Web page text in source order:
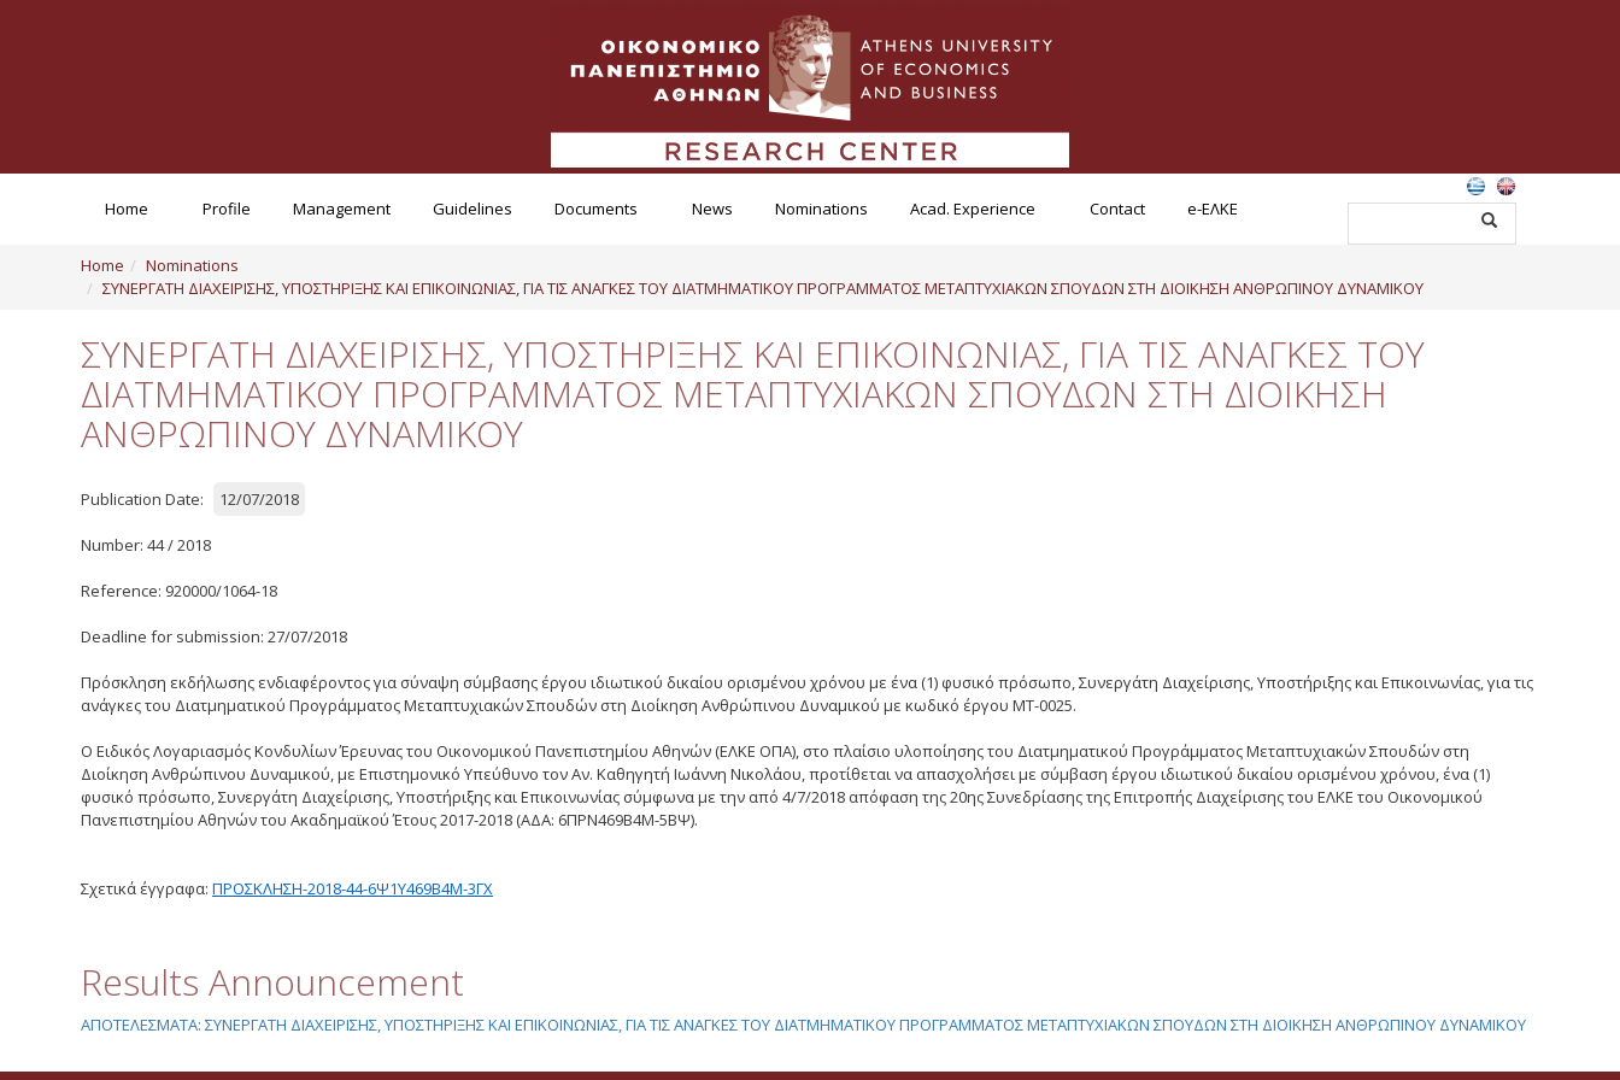
Home Profile Management Guidelines Documents News Nominations Acad. Experience Contact e-ΕΛΚΕ
Home
Nominations
ΣΥΝΕΡΓΑΤΗ ΔΙΑΧΕΙΡΙΣΗΣ, ΥΠΟΣΤΗΡΙΞΗΣ ΚΑΙ ΕΠΙΚΟΙΝΩΝΙΑΣ, ΓΙΑ ΤΙΣ ΑΝΑΓΚΕΣ ΤΟΥ ΔΙΑΤΜΗΜΑΤΙΚΟΥ ΠΡΟΓΡΑΜΜΑΤΟΣ ΜΕΤΑΠΤΥΧΙΑΚΩΝ ΣΠΟΥΔΩΝ ΣΤΗ ΔΙΟΙΚΗΣΗ ΑΝΘΡΩΠΙΝΟΥ ΔΥΝΑΜΙΚΟΥ
ΣΥΝΕΡΓΑΤΗ ΔΙΑΧΕΙΡΙΣΗΣ, ΥΠΟΣΤΗΡΙΞΗΣ ΚΑΙ ΕΠΙΚΟΙΝΩΝΙΑΣ, ΓΙΑ ΤΙΣ ΑΝΑΓΚΕΣ ΤΟΥ
ΔΙΑΤΜΗΜΑΤΙΚΟΥ ΠΡΟΓΡΑΜΜΑΤΟΣ ΜΕΤΑΠΤΥΧΙΑΚΩΝ ΣΠΟΥΔΩΝ ΣΤΗ ΔΙΟΙΚΗΣΗ
ΑΝΘΡΩΠΙΝΟΥ ΔΥΝΑΜΙΚΟΥ
Publication Date: 12/07/2018
Number: 44 / 2018
Reference: 920000/1064-18
Deadline for submission: 27/07/2018
Πρόσκληση εκδήλωσης ενδιαφέροντος για σύναψη σύμβασης έργου ιδιωτικού δικαίου ορισμένου χρόνου με ένα (1) φυσικό πρόσωπο, Συνεργάτη Διαχείρισης, Υποστήριξης και Επικοινωνίας, για τις
ανάγκες του Διατμηματικού Προγράμματος Μεταπτυχιακών Σπουδών στη Διοίκηση Ανθρώπινου Δυναμικού με κωδικό έργου ΜΤ-0025.
Ο Ειδικός Λογαριασμός Κονδυλίων Έρευνας του Οικονομικού Πανεπιστημίου Αθηνών (ΕΛΚΕ ΟΠΑ), στο πλαίσιο υλοποίησης του Διατμηματικού Προγράμματος Μεταπτυχιακών Σπουδών στη
Διοίκηση Ανθρώπινου Δυναμικού, με Επιστημονικό Υπεύθυνο τον Αν. Καθηγητή Ιωάννη Νικολάου, προτίθεται να απασχολήσει με σύμβαση έργου ιδιωτικού δικαίου ορισμένου χρόνου, ένα (1)
φυσικό πρόσωπο, Συνεργάτη Διαχείρισης, Υποστήριξης και Επικοινωνίας σύμφωνα με την από 4/7/2018 απόφαση της 20ης Συνεδρίασης της Επιτροπής Διαχείρισης του ΕΛΚΕ του Οικονομικού
Πανεπιστημίου Αθηνών του Ακαδημαϊκού Έτους 2017-2018 (ΑΔΑ: 6ΠΡΝ469Β4Μ-5ΒΨ).
Σχετικά έγγραφα: ΠΡΟΣΚΛΗΣΗ-2018-44-6Ψ1Υ469Β4Μ-3ΓΧ
Results Announcement
ΑΠΟΤΕΛΕΣΜΑΤΑ: ΣΥΝΕΡΓΑΤΗ ΔΙΑΧΕΙΡΙΣΗΣ, ΥΠΟΣΤΗΡΙΞΗΣ ΚΑΙ ΕΠΙΚΟΙΝΩΝΙΑΣ, ΓΙΑ ΤΙΣ ΑΝΑΓΚΕΣ ΤΟΥ ΔΙΑΤΜΗΜΑΤΙΚΟΥ ΠΡΟΓΡΑΜΜΑΤΟΣ ΜΕΤΑΠΤΥΧΙΑΚΩΝ ΣΠΟΥΔΩΝ ΣΤΗ ΔΙΟΙΚΗΣΗ ΑΝΘΡΩΠΙΝΟΥ ΔΥΝΑΜΙΚΟΥ